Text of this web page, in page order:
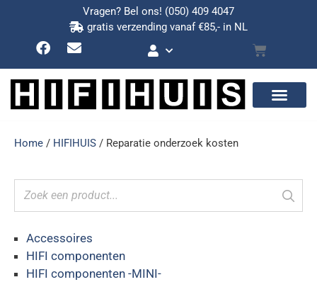
Vragen? Bel ons! (050) 409 4047
gratis verzending vanaf €85,- in NL
Home / HIFIHUIS / Reparatie onderzoek kosten
Accessoires
HIFI componenten
HIFI componenten -MINI-